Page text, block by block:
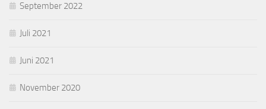
September 2022
Juli 2021
Juni 2021
November 2020